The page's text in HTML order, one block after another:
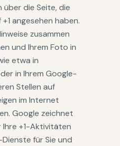
die Seite, die
angesehen haben.
zusammen
und Ihrem Foto in
etwa in
in Ihrem Google-
Stellen auf
im Internet
Google zeichnet
+1-Aktivitäten
für Sie und